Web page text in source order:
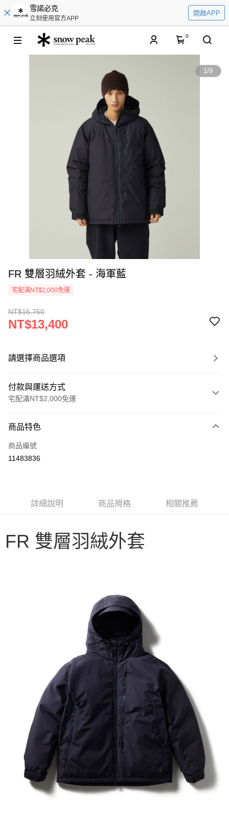
雪諾必克
立刻使用官方APP
開啟APP
0
1/9
FR 雙層羽絨外套 - 海軍藍
宅配滿NT$2,000免運
NT$16,750
NT$13,400
請選擇商品選項
付款與運送方式
宅配滿NT$2,000免運
信用卡一次付款
信用卡分期付款
上海商業儲蓄銀行
台北富邦商業銀行
匯豐（台灣）商業銀行
華泰商業銀行
聯邦商業銀行
遠東國際商業銀行
合作金庫商業銀行
第一商業銀行
國泰世華商業銀行
兆豐國際商業銀行
臺灣中小企業銀行
台中商業銀行
中國信託商業銀行
LINE Pay
Google Pay
１．簡單：不需註冊會員、不需綁卡、不需儲值。
２．便利：只要手機號碼，簡訊認證，即可結帳。
３．安心：先確認商品／服務後，再付款。
【「AFTEE先享後付」結帳流程】
１．於結帳方式選擇「AFTEE先享後付」後，將跳轉至「AFTEE先享後付」
結帳頁面，進行簡訊認證並確認金額後，即可完成結帳。
２．訂單成立數日內，您將收到繳費通知簡訊。
３．收到繳費通知簡訊後14天內，點擊此簡訊中的連結，可透過四大超商／
ATM／網路銀行／等多元方式進行付款，方視為交易完成。
※ 請注意：結帳手續完成當下不需立刻繳費，但若您需要取消訂單，請聯絡
購買商品的店家。未經商家同意取消之訂單仍視為有效，需透過AFTEE先享
後付繳納相關費用。
※ 交易是否成功請以「AFTEE先享後付 」之結帳頁面顯示為準，若有關於
是否繳費成功／繳費後需取消欲退款等相關疑問，請聯繫「AFTEE先享後付
客戶支援中心」 https://netprotections.freshdesk.com/support/home
【注意事項】
１．透過由恩沛科技股份有限公司提供之「AFTEE先享後付」服務完成之交
易，需依本服務之必要範圍內提供個人資料，並將交易相關給付款項請求債
權轉讓予恩沛科技股份有限公司。
每筆NT$100，滿NT$2,000(含以上)免運費
商品特色
商品編號
11483836
詳細說明 商品規格 相關推薦
FR 雙層羽絨外套